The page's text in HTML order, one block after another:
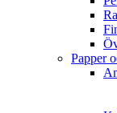
Papper